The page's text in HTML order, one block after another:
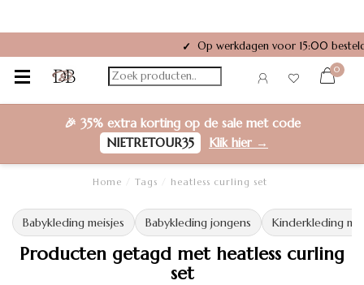
✓ Op werkdagen voor 15:00
0
🎉 35% extra kortingop de sale met code
NIETRETOUR35
Klik hier →
Home Tags heatless curling set
Babykleding meisjes Babykleding jongens Kinderkleding
Producten getagd met heatless curling
set